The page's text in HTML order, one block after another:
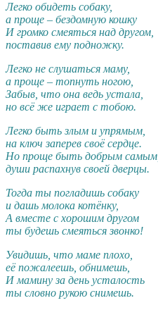
Легко обидеть собаку,
а проще – бездомную кошку
И громко смеяться над другом,
поставив ему подножку.
Легко не слушаться маму,
а проще – топнуть ногою,
Забыв, что она ведь устала,
но всё же играет с тобою.
Легко быть злым и упрямым,
на ключ заперев своё сердце.
Но проще быть добрым самым,
души распахнув своей дверцы.
Тогда ты погладишь собаку
и дашь молока котёнку,
А вместе с хорошим другом
ты будешь смеяться звонко!
Увидишь, что маме плохо,
её пожалеешь, обнимешь,
И мамину за день усталость
ты словно рукою снимешь.